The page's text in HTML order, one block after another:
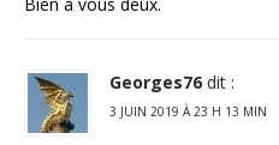
Georges76 dit :
3 JUIN 2019 À 23 H 13 MIN